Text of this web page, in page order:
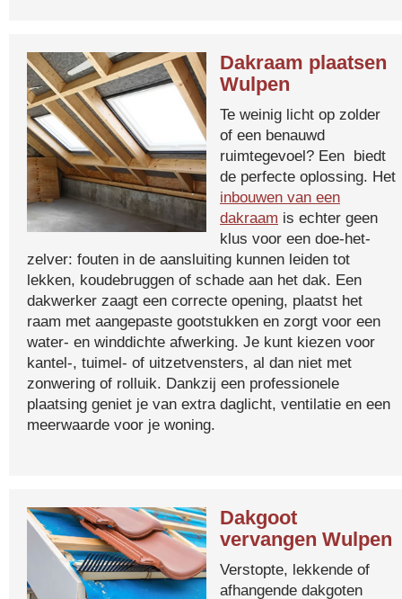
Dakraam plaatsen
Wulpen
Te weinig licht op zolder
of een benauwd
ruimtegevoel? Een biedt
de perfecte oplossing. Het
inbouwen van een
dakraam is echter geen
klus voor een doe-het-
zelver: fouten in de aansluiting kunnen leiden tot
lekken, koudebruggen of schade aan het dak. Een
dakwerker zaagt een correcte opening, plaatst het
raam met aangepaste gootstukken en zorgt voor een
water- en winddichte afwerking. Je kunt kiezen voor
kantel-, tuimel- of uitzetvensters, al dan niet met
zonwering of rolluik. Dankzij een professionele
plaatsing geniet je van extra daglicht, ventilatie en een
meerwaarde voor je woning.
Dakgoot
vervangen Wulpen
Verstopte, lekkende of
afhangende dakgoten